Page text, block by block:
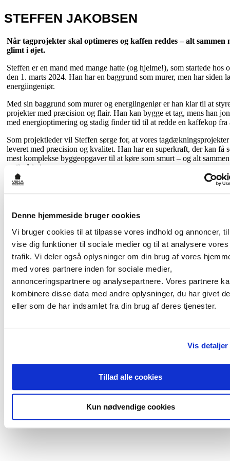
Denne hjemmeside bruger cookies
Vi bruger cookies til at tilpasse vores indhold og annoncer,
vise dig funktioner til sociale medier og til at analysere vores
trafik. Vi deler også oplysninger om din brug af vores
med vores partnere inden for sociale medier,
annonceringspartnere og analysepartnere. Vores partnere
kombinere disse data med andre oplysninger, du har givet
eller som de har indsamlet fra din brug af deres tjenester.
Vis detaljer
Tillad alle cookies
Kun nødvendige cookies
STEFFEN JAKOBSEN
Når tagprojekter skal optimeres og kaffen reddes – alt sammen
glimt i øjet.
Steffen er en mand med mange hatte (og hjelme!), som startede hos
den 1. marts 2024. Han har en baggrund som murer, men har siden
energiingeniør.
Med sin baggrund som murer og energiingeniør er han klar til at
projekter med præcision og flair. Han kan bygge et tag, mens han
med energioptimering og stadig finder tid til at redde en kaffekop
Som projektleder vil Steffen sørge for, at vores
leveret med præcision og kvalitet. Han har en superkraft, der kan få
mest komplekse byggeopgaver til at køre som smurt – og alt
smil på læben.
Når Steffen ikke styrer projekter, kan du finde ham i løbeskoene,
med sikkerhed jagter deadlines og måske endda en ny personlig
Byd Steffen velkommen på holdet og glæd dig til at se, hvordan
løfte Viikas projekter til nye (tag)højder!